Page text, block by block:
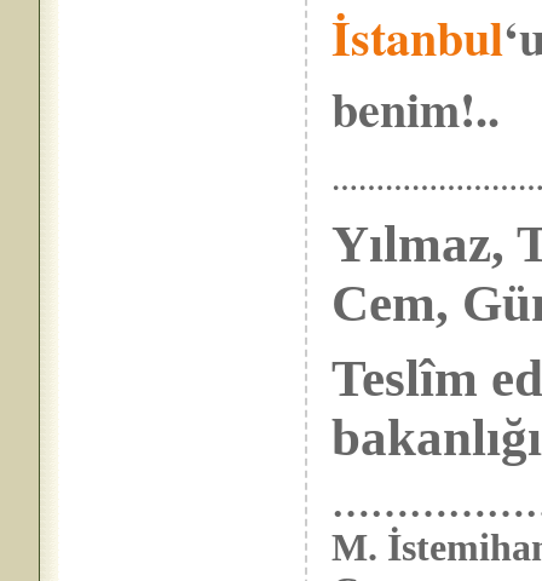
İstanbul
benim!..
Yılmaz,
Cem,
Teslîm
……………….
M.